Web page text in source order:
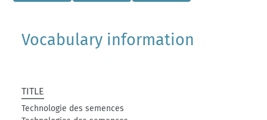
Vocabulary information
TITLE
Technologie des semences